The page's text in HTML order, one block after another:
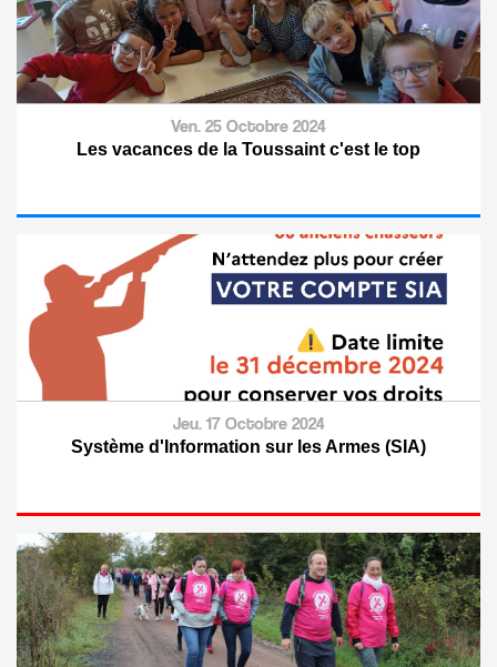
Ven. 25 Octobre 2024
Les vacances de la Toussaint c'est le top
Jeu. 17 Octobre 2024
Système d'Information sur les Armes (SIA)